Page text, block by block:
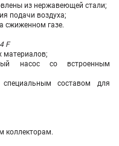
из нержавеющей стали;
подачи воздуха;
сжиженном газе.
F
материалов;
насос со встроенным
составом для
коллекторам.